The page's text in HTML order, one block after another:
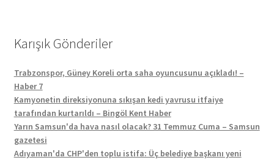
Karışık Gönderiler
Trabzonspor, Güney Koreli orta saha oyuncusunu açıkladı! –
Haber 7
Kamyonetin direksiyonuna sıkışan kedi yavrusu itfaiye
tarafından kurtarıldı – Bingöl Kent Haber
Yarın Samsun'da hava nasıl olacak? 31 Temmuz Cuma – Samsun
gazetesi
Adıyaman'da CHP'den toplu istifa: Üç belediye başkanı yeni